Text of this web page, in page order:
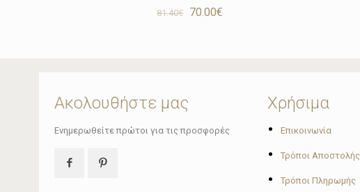
81.40€
Original
70.00€
Ακολουθήστε μας
Ενημερωθείτε πρώτοι για τις προσφορές
Χρήσιμα
• Επικοινωνία
• Τρόποι Αποστολής
• Τρόποι Πληρωμής